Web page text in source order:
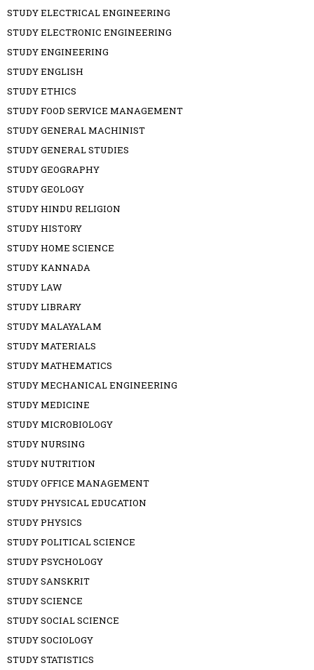
STUDY ELECTRICAL ENGINEERING
STUDY ELECTRONIC ENGINEERING
STUDY ENGINEERING
STUDY ENGLISH
STUDY ETHICS
STUDY FOOD SERVICE MANAGEMENT
STUDY GENERAL MACHINIST
STUDY GENERAL STUDIES
STUDY GEOGRAPHY
STUDY GEOLOGY
STUDY HINDU RELIGION
STUDY HISTORY
STUDY HOME SCIENCE
STUDY KANNADA
STUDY LAW
STUDY LIBRARY
STUDY MALAYALAM
STUDY MATERIALS
STUDY MATHEMATICS
STUDY MECHANICAL ENGINEERING
STUDY MEDICINE
STUDY MICROBIOLOGY
STUDY NURSING
STUDY NUTRITION
STUDY OFFICE MANAGEMENT
STUDY PHYSICAL EDUCATION
STUDY PHYSICS
STUDY POLITICAL SCIENCE
STUDY PSYCHOLOGY
STUDY SANSKRIT
STUDY SCIENCE
STUDY SOCIAL SCIENCE
STUDY SOCIOLOGY
STUDY STATISTICS